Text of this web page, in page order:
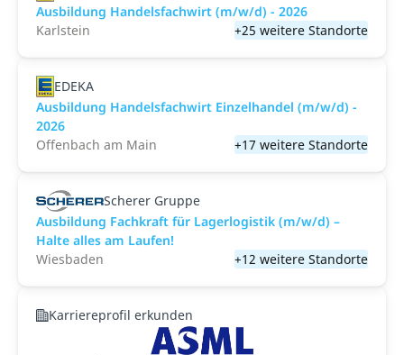
Ausbildung Handelsfachwirt (m/w/d) - 2026
Karlstein
+25 weitere Standorte
EDEKA
Ausbildung Handelsfachwirt Einzelhandel (m/w/d) -
2026
Offenbach am Main
+17 weitere Standorte
Scherer Gruppe
Ausbildung Fachkraft für Lagerlogistik (m/w/d) –
Halte alles am Laufen!
Wiesbaden
+12 weitere Standorte
Karriereprofil erkunden